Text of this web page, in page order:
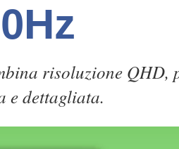
risoluzione QHD,
e dettagliata.